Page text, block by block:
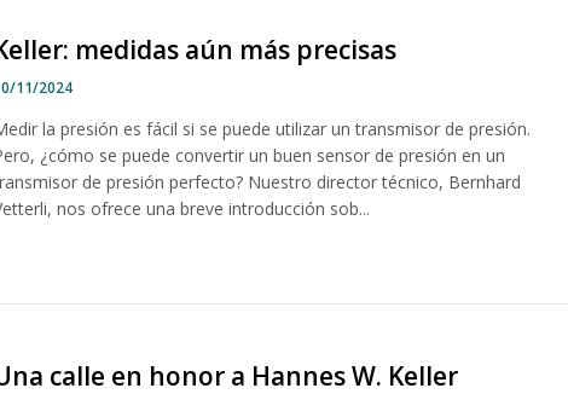
medidas aún más precisas
11/2024
la presión es fácil si se puede utilizar un transmisor de presión.
¿cómo se puede convertir un buen sensor de presión en un
de presión perfecto? Nuestro director técnico, Bernhard
nos ofrece una breve introducción sob...
calle en honor a Hannes W. Keller